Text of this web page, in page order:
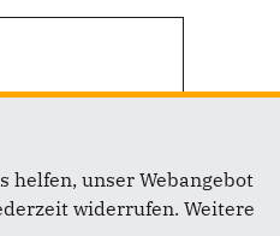
helfen, unser Webangebot
widerrufen. Weitere